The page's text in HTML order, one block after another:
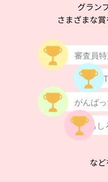
グラン
さまざまな
審査員
がんば
おもし
など